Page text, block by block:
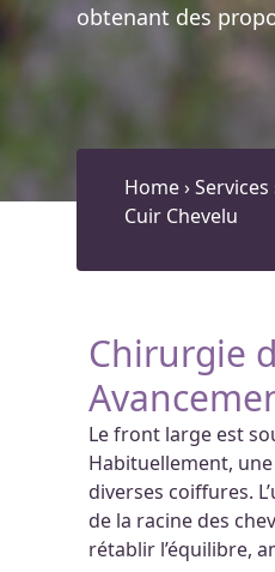
obtenant des
Home›Services
Cuir Chevelu
Chirurgie
Le front large est
Habituellement,
diverses coiffures.
de la racine des
rétablir l’équilibre,